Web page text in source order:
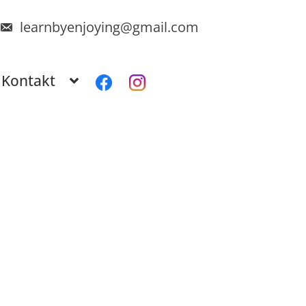
learnbyenjoying@gmail.com
Kontakt